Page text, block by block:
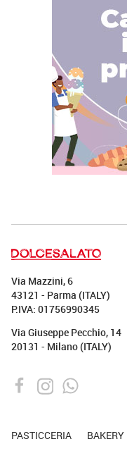
Via Mazzini, 6
43121 - Parma (ITALY)
P.IVA: 01756990345
Via Giuseppe Pecchio, 14
20131 - Milano (ITALY)
PASTICCERIA BAKERY